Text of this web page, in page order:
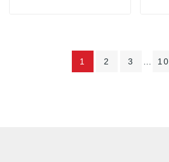
1 2 3 10